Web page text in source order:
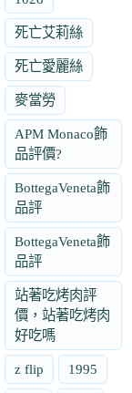
死亡艾莉絲
死亡愛麗絲
麥當勞
APM Monaco飾
品評價?
BottegaVeneta飾
品評
BottegaVeneta飾
品評
站著吃烤肉評
價，站著吃烤肉
好吃嗎
z flip 1995